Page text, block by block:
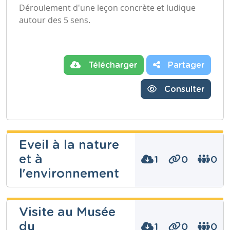
Déroulement d'une leçon concrète et ludique
autour des 5 sens.
Télécharger Partager
Consulter
Eveil à la nature
et à
l'environnement
1 0 0
fabienne
begon
Visite au Musée
du
1 0 0